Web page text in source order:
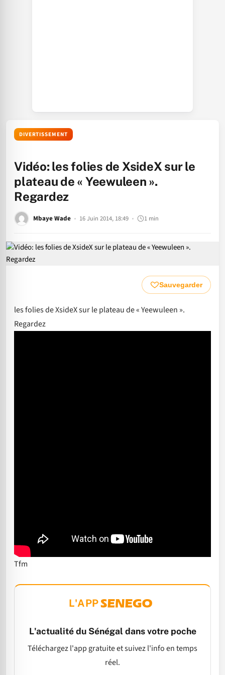
DIVERTISSEMENT
Vidéo: les folies de XsideX sur le
plateau de « Yeewuleen ».
Regardez
Mbaye Wade 16 Juin 2014, 18:49 1 min
Sauvegarder
les folies de XsideX sur le plateau de « Yeewuleen ».
Regardez
Tfm
L'APP
L'actualité du Sénégal dans votre poche
Téléchargez l'app gratuite et suivez l'info en temps
réel.